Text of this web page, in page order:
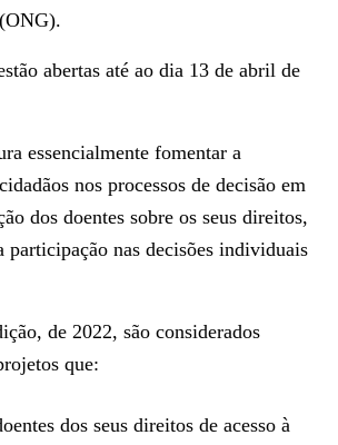
abertas até ao dia 13 de abril de
essencialmente fomentar a
nos processos de decisão em
dos doentes sobre os seus direitos,
participação nas decisões individuais
de 2022, são considerados
que:
dos seus direitos de acesso à